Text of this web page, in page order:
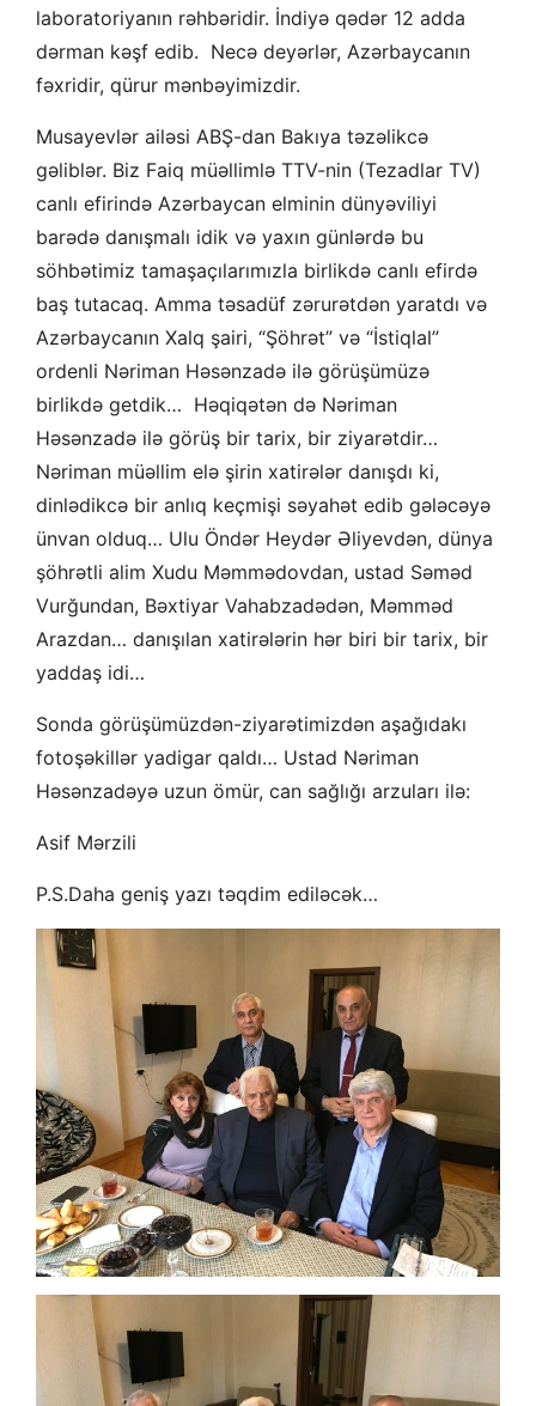
laboratoriyanın rəhbəridir. İndiyə qədər 12 adda
dərman kəşf edib. Necə deyərlər, Azərbaycanın
fəxridir, qürur mənbəyimizdir.
Musayevlər ailəsi ABŞ-dan Bakıya təzəlikcə
gəliblər. Biz Faiq müəllimlə TTV-nin (Tezadlar TV)
canlı efirində Azərbaycan elminin dünyəviliyi
barədə danışmalı idik və yaxın günlərdə bu
söhbətimiz tamaşaçılarımızla birlikdə canlı efirdə
baş tutacaq. Amma təsadüf zərurətdən yaratdı və
Azərbaycanın Xalq şairi, “Şöhrət” və “İstiqlal”
ordenli Nəriman Həsənzadə ilə görüşümüzə
birlikdə getdik… Həqiqətən də Nəriman
Həsənzadə ilə görüş bir tarix, bir ziyarətdir…
Nəriman müəllim elə şirin xatirələr danışdı ki,
dinlədikcə bir anlıq keçmişi səyahət edib gələcəyə
ünvan olduq… Ulu Öndər Heydər Əliyevdən, dünya
şöhrətli alim Xudu Məmmədovdan, ustad Səməd
Vurğundan, Bəxtiyar Vahabzadədən, Məmməd
Arazdan… danışılan xatirələrin hər biri bir tarix, bir
yaddaş idi…
Sonda görüşümüzdən-ziyarətimizdən aşağıdakı
fotoşəkillər yadigar qaldı… Ustad Nəriman
Həsənzadəyə uzun ömür, can sağlığı arzuları ilə:
Asif Mərzili
P.S.Daha geniş yazı təqdim ediləcək…